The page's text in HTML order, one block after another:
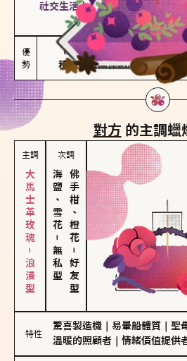
社交生活十分敏感、容易吃醋。
投入和激情，但也可能讓
優
勢
能建立緊密關係
積極維繫關係熱度
對方 的主調蠟
主調
大馬士革玫瑰－浪漫型
次調
海鹽、雪花
－
無私型
佛手柑、橙花
－
好友型
特性
驚喜製造機 易暈船體質 聖
溫暖的照顧者
情緒價值提供